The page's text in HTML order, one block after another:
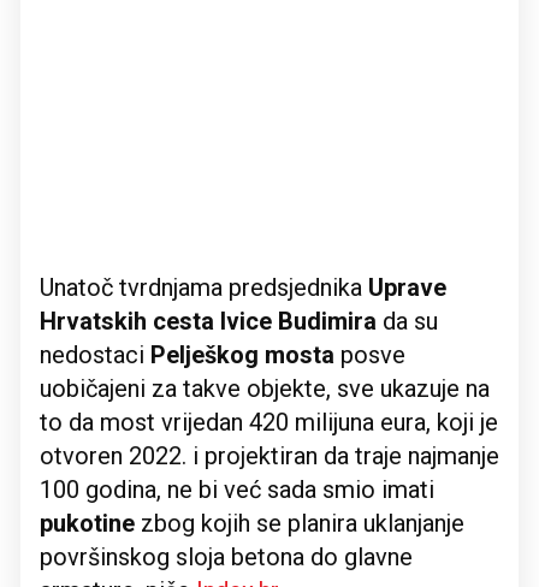
Unatoč tvrdnjama predsjednika Uprave
Hrvatskih cesta Ivice Budimira da su
nedostaci Pelješkog mosta posve
uobičajeni za takve objekte, sve ukazuje na
to da most vrijedan 420 milijuna eura, koji je
otvoren 2022. i projektiran da traje najmanje
100 godina, ne bi već sada smio imati
pukotine zbog kojih se planira uklanjanje
površinskog sloja betona do glavne